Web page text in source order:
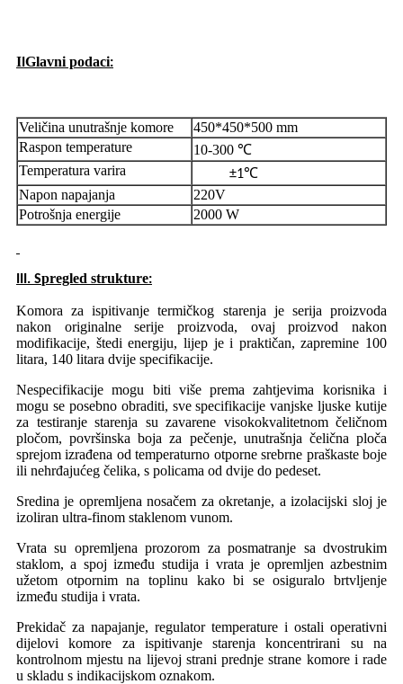
I Glavni podaci:
Veličina unutrašnje komore
450*450*500 mm
Raspon temperature
10-300 ℃
Temperatura varira
±1℃
Napon napajanja
220V
Potrošnja energije
2000 W
III. Spregled strukture:
Komora za ispitivanje termičkog starenja je serija proizvoda
nakon originalne serije proizvoda, ovaj proizvod nakon
modifikacije, štedi energiju, lijep je i praktičan, zapremine 100
litara, 140 litara dvije specifikacije.
Nespecifikacije mogu biti više prema zahtjevima korisnika i
mogu se posebno obraditi, sve specifikacije vanjske ljuske kutije
za testiranje starenja su zavarene visokokvalitetnom čeličnom
pločom, površinska boja za pečenje, unutrašnja čelična ploča
sprejom izrađena od temperaturno otporne srebrne praškaste boje
ili nehrđajućeg čelika, s policama od dvije do pedeset.
Sredina je opremljena nosačem za okretanje, a izolacijski sloj je
izoliran ultra-finom staklenom vunom.
Vrata su opremljena prozorom za posmatranje sa dvostrukim
staklom, a spoj između studija i vrata je opremljen azbestnim
užetom otpornim na toplinu kako bi se osiguralo brtvljenje
između studija i vrata.
Prekidač za napajanje, regulator temperature i ostali operativni
dijelovi komore za ispitivanje starenja koncentrirani su na
kontrolnom mjestu na lijevoj strani prednje strane komore i rade
u skladu s indikacijskom oznakom.